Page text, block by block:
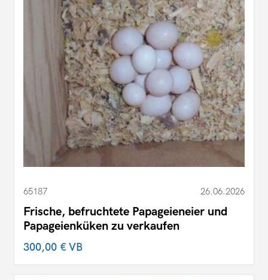
65187 26.06.2026
Frische, befruchtete Papageieneier und
Papageienküken zu verkaufen
300,00 €VB